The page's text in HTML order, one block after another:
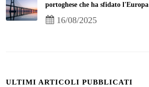
portoghese che ha sfidato l'Europa
16/08/2025
ULTIMI ARTICOLI PUBBLICATI